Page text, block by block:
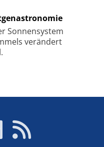
Son­nen­sys­tem
ver­än­dert